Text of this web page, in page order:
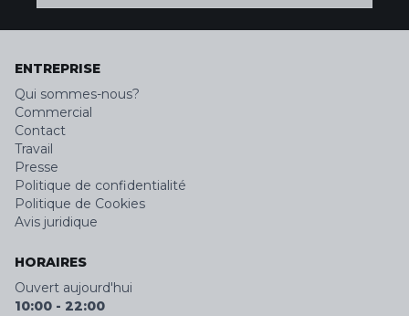
ENTREPRISE
Qui sommes-nous?
Commercial
Contact
Travail
Presse
Politique de confidentialité
Politique de Cookies
Avis juridique
HORAIRES
Ouvert aujourd'hui
10:00 - 22:00